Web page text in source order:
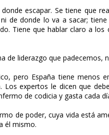
escapar. Se tiene que
de donde lo va a sacar;
Tiene que hablar claro a
de liderazgo que padecemos,
pero España tiene menos
Los expertos le dicen que
de codicia y gasta cada
de poder, cuya vida está
él mismo.